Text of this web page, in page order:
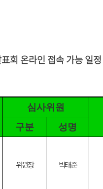
회 온라인 접속 가능 일
심사위원
구분
성명
위원장 박태준